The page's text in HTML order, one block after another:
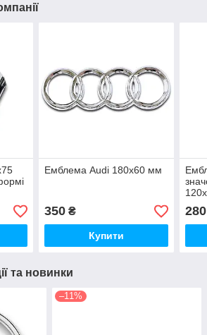
Емблема Audi 180х60 мм
350₴
Купити
280
та новинки
–11%